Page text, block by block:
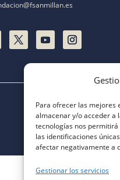
Para ofrecer las mejores
almacenar y/o acceder a
tecnologías nos
las identificaciones
afectar negativamente a
Gestionar los servicios